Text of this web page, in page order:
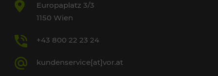
Europaplatz 3/3
1150 Wien
+43 800 22 23 24
kundenservice[at]vor.at